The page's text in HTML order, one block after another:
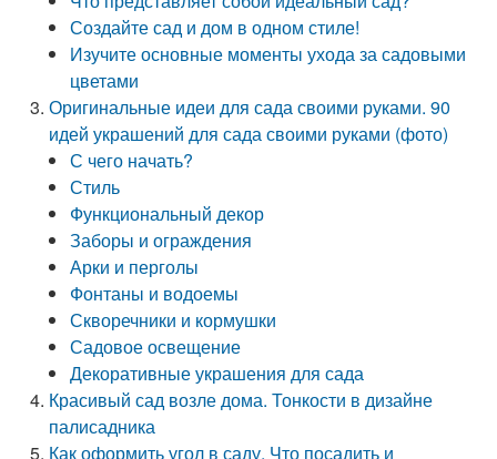
Создайте сад и дом в одном стиле!
Изучите основные моменты ухода за садовыми
цветами
Оригинальные идеи для сада своими руками. 90
идей украшений для сада своими руками (фото)
С чего начать?
Стиль
Функциональный декор
Заборы и ограждения
Арки и перголы
Фонтаны и водоемы
Скворечники и кормушки
Садовое освещение
Декоративные украшения для сада
Красивый сад возле дома. Тонкости в дизайне
палисадника
Как оформить угол в саду. Что посадить и